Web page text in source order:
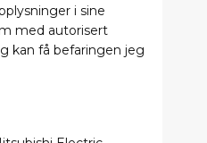
i sine
med autorisert
kan få befaringen jeg